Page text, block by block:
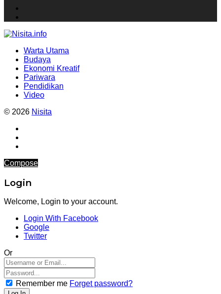
Warta Utama
Budaya
Ekonomi Kreatif
Pariwara
Pendidikan
Video
© 2026 Nisita
Compose
Login
Welcome, Login to your account.
Login With Facebook
Google
Twitter
Or
Remember me Forget password?